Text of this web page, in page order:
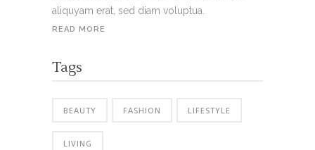
aliquyam erat, sed diam voluptua.
READ MORE
Tags
BEAUTY FASHION LIFESTYLE
LIVING